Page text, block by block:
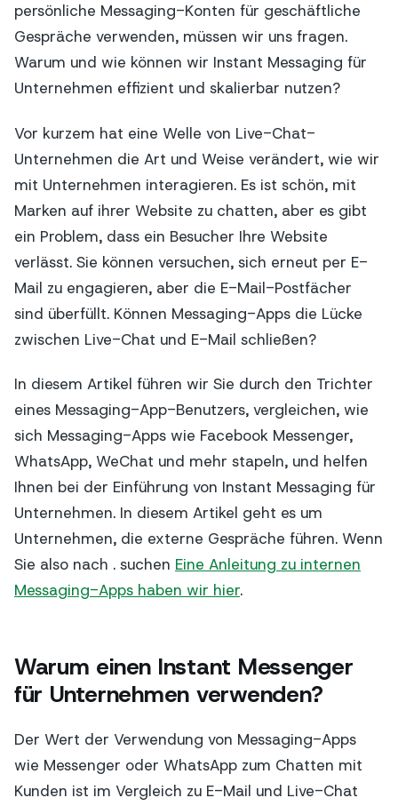
persönliche Messaging-Konten für geschäftliche
Gespräche verwenden, müssen wir uns fragen.
Warum und wie können wir Instant Messaging für
Unternehmen effizient und skalierbar nutzen?
Vor kurzem hat eine Welle von Live-Chat-
Unternehmen die Art und Weise verändert, wie wir
mit Unternehmen interagieren. Es ist schön, mit
Marken auf ihrer Website zu chatten, aber es gibt
ein Problem, dass ein Besucher Ihre Website
verlässt. Sie können versuchen, sich erneut per E-
Mail zu engagieren, aber die E-Mail-Postfächer
sind überfüllt. Können Messaging-Apps die Lücke
zwischen Live-Chat und E-Mail schließen?
In diesem Artikel führen wir Sie durch den Trichter
eines Messaging-App-Benutzers, vergleichen, wie
sich Messaging-Apps wie Facebook Messenger,
WhatsApp, WeChat und mehr stapeln, und helfen
Ihnen bei der Einführung von Instant Messaging für
Unternehmen. In diesem Artikel geht es um
Unternehmen, die externe Gespräche führen. Wenn
Sie also nach . suchen Eine Anleitung zu internen
Messaging-Apps haben wir hier.
Warum einen Instant Messenger
für Unternehmen verwenden?
Der Wert der Verwendung von Messaging-Apps
wie Messenger oder WhatsApp zum Chatten mit
Kunden ist im Vergleich zu E-Mail und Live-Chat